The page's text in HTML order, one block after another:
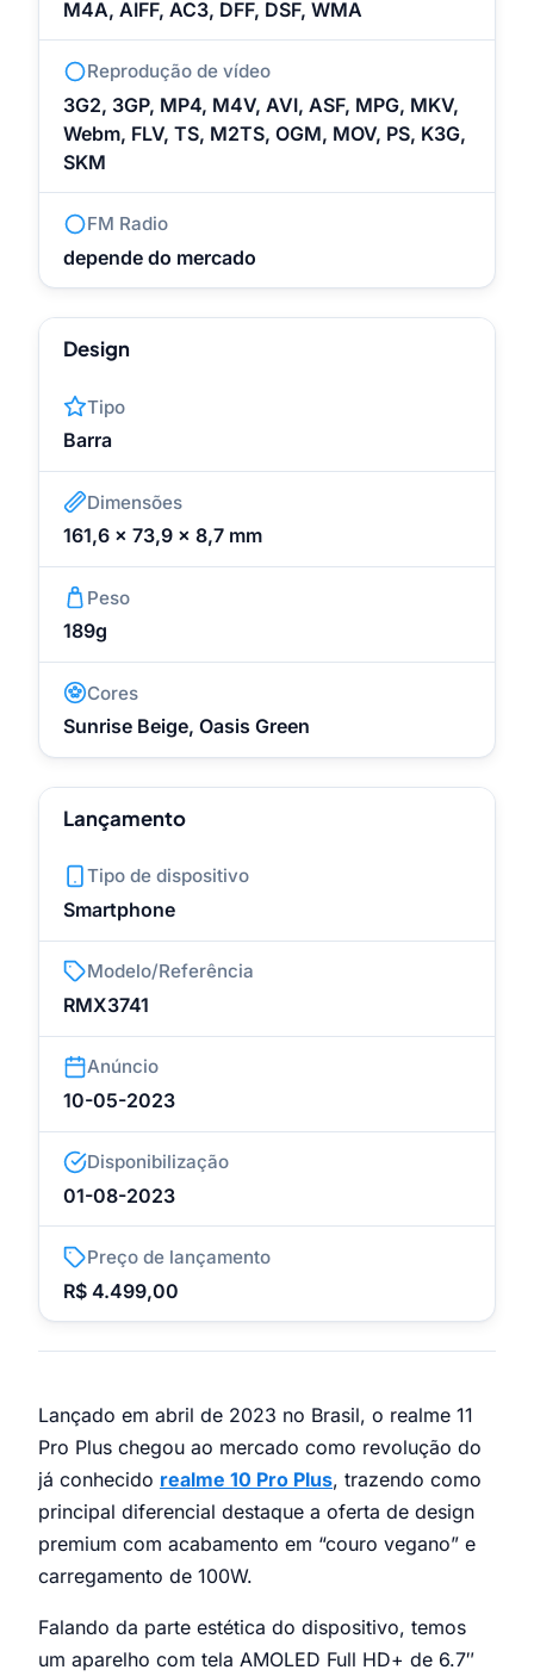
M4A, AIFF, AC3, DFF, DSF, WMA
Reprodução de vídeo
3G2, 3GP, MP4, M4V, AVI, ASF, MPG, MKV,
Webm, FLV, TS, M2TS, OGM, MOV, PS, K3G,
SKM
FM Radio
depende do mercado
Design
Tipo
Barra
Dimensões
161,6 x 73,9 x 8,7 mm
Peso
189g
Cores
Sunrise Beige, Oasis Green
Lançamento
Tipo de dispositivo
Smartphone
Modelo/Referência
RMX3741
Anúncio
10-05-2023
Disponibilização
01-08-2023
Preço de lançamento
R$ 4.499,00
Lançado em abril de 2023 no Brasil, o realme 11
Pro Plus chegou ao mercado como revolução do
já conhecido realme 10 Pro Plus, trazendo como
principal diferencial destaque a oferta de design
premium com acabamento em “couro vegano” e
carregamento de 100W.
Falando da parte estética do dispositivo, temos
um aparelho com tela AMOLED Full HD+ de 6.7″